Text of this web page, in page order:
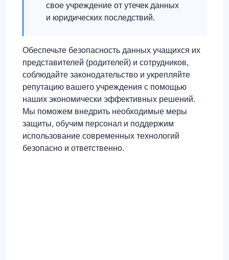
свое учреждение от утечек данных
и юридических последствий.
Обеспечьте безопасность данных учащихся их
представителей (родителей) и сотрудников,
соблюдайте законодательство и укрепляйте
репутацию вашего учреждения с помощью
наших экономически эффективных решений.
Мы поможем внедрить необходимые меры
защиты, обучим персонал и поддержим
использование современных технологий
безопасно и ответственно.